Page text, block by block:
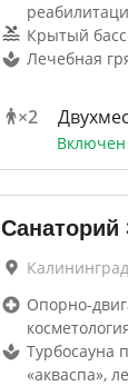
Крытый
Лечебная
×2
Включен
Санаторий
Опорно-
Турбосауна
«акваспа»,